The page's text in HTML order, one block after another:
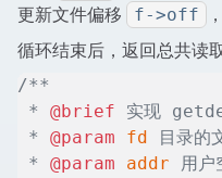
更新文件偏移
f->off
循环结束后，返回总共读
/**
* @brief 实现
* @param fd
目录的
* @param addr 用户